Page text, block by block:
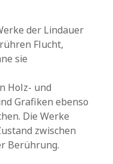
der Lindauer
Flucht,
sie
Holz- und
Grafiken ebenso
Die Werke
zwischen
Berührung.